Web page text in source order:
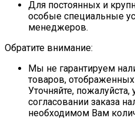
Для постоянных и
особые специальные
менеджеров.
Обратите внимание:
Мы не гарантируем
товаров,
Уточняйте,
согласовании заказа
необходимом Вам